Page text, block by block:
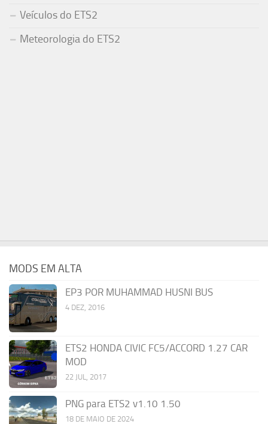
Veículos do ETS2
Meteorologia do ETS2
MODS EM ALTA
EP3 POR MUHAMMAD HUSNI BUS
4 DEZ, 2016
ETS2 HONDA CIVIC FC5/ACCORD 1.27 CAR
MOD
22 JUL, 2017
PNG para ETS2 v1.10 1.50
18 DE MAIO DE 2024